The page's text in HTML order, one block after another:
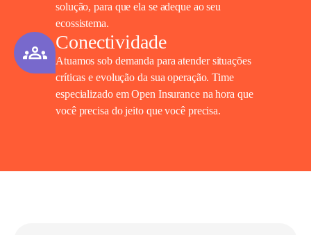
solução, para que ela se adeque ao seu
ecossistema.
Conectividade
Atuamos sob demanda para atender situações
críticas e evolução da sua operação. Time
especializado em Open Insurance na hora que
você precisa do jeito que você precisa.